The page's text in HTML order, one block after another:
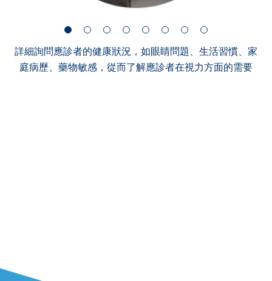
詳細詢問應診者的健康狀況，如眼睛問題、生活習慣、家
庭病歷、藥物敏感，從而了解應診者在視力方面的需要